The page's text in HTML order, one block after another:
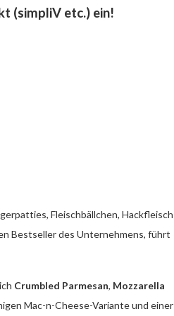
(simpliV etc.) ein!
Fleischbällchen, Hackfleisch
Bestseller des Unternehmens, führt
Crumbled Parmesan, Mozzarella
Mac-n-Cheese-Variante und einer